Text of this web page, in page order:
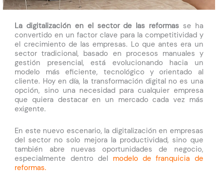
La digitalización en el sector de las reformasse ha
convertido en un factor clave para la competitividad y
el crecimiento de las empresas. Lo que antes era un
sector tradicional, basado en procesos manuales y
gestión presencial, está evolucionando hacia un
modelo más eficiente, tecnológico y orientado al
cliente. Hoy en día, la transformación digital no es una
opción, sino una necesidad para cualquier empresa
que quiera destacar en un mercado cada vez más
exigente.
En este nuevo escenario, la digitalización en empresas
del sector no solo mejora la productividad, sino que
también abre nuevas oportunidades de negocio,
especialmente dentro del modelo de franquicia de
reformas.